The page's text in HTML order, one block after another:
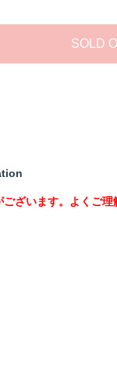
SOLD
ざいます。よくご